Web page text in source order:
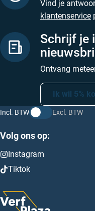
Vind je
klantenservice
Schrijf je
Ontvang
Ik wil 5%
Incl. BTW Excl. BTW
Volg ons op:
Instagram
Tiktok